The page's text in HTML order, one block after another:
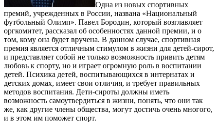
Одна из новых спортивных
премий, учрежденных в России, названа «Национальный
футбольный Олимп». Павел Бородин, который возглавляет
оргкомитет, рассказал об особенностях данной премии, и о
том, кому она будет вручена. В данном случае, спортивная
премия является отличным стимулом в жизни для детей-сирот,
и представляет собой не только возможность привить детям
любовь к спорту, но и играет огромную роль в воспитании
детей. Психика детей, воспитывающихся в интернатах и
детских домах, имеет свои отличия, и требует правильных
методов воспитания. Дети-сироты должны иметь
возможность самоутвердиться в жизни, понять, что они так
же, как другие члены общества, могут достичь очень многого,
и в этом им поможет спорт.